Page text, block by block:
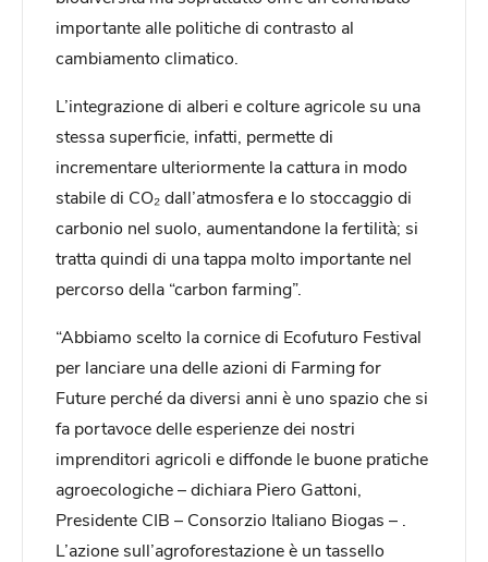
importante alle politiche di contrasto al
cambiamento climatico.
L’integrazione di alberi e colture agricole su una
stessa superficie, infatti, permette di
incrementare ulteriormente la cattura in modo
stabile di CO₂ dall’atmosfera e lo stoccaggio di
carbonio nel suolo, aumentandone la fertilità; si
tratta quindi di una tappa molto importante nel
percorso della “carbon farming”.
“Abbiamo scelto la cornice di Ecofuturo Festival
per lanciare una delle azioni di Farming for
Future perché da diversi anni è uno spazio che si
fa portavoce delle esperienze dei nostri
imprenditori agricoli e diffonde le buone pratiche
agroecologiche – dichiara Piero Gattoni,
Presidente CIB – Consorzio Italiano Biogas – .
L’azione sull’agroforestazione è un tassello